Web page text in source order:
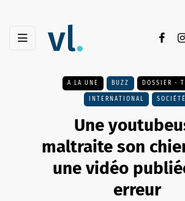
A LA UNE BUZZ DOSSIER -
INTERNATIONAL SOCIÉTÉ
Une
maltraite son
une vidéo
erreur